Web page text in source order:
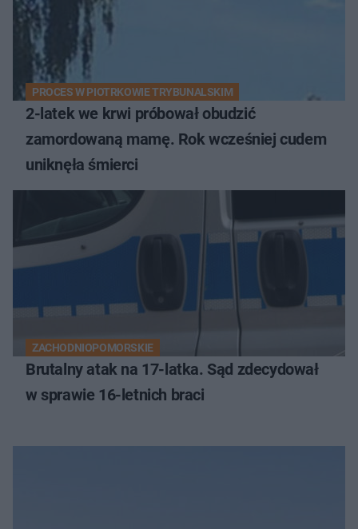
PROCES W PIOTRKOWIE TRYBUNALSKIM
2-latek we krwi próbował obudzić
zamordowaną mamę. Rok wcześniej cudem
uniknęła śmierci
ZACHODNIOPOMORSKIE
Brutalny atak na 17-latka. Sąd zdecydował
w sprawie 16-letnich braci